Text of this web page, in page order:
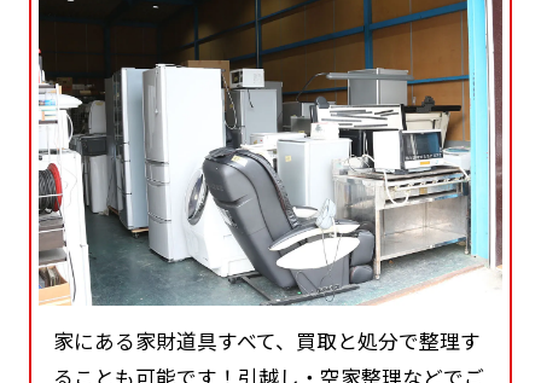
家にある家財道具すべて、買取と処分で整理す
ることも可能です！引越し・空家整理などでご